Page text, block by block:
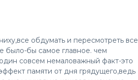
обдумать и пересмотреть все
было-бы самое главное. чем
совсем немаловажный факт-это
памяти от дня грядущего,ведь